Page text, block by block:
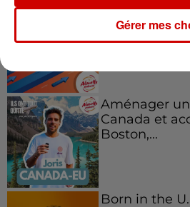
Kelly Massol,
Aménager
Canada et
Boston,...
Born in the
Gérer mes